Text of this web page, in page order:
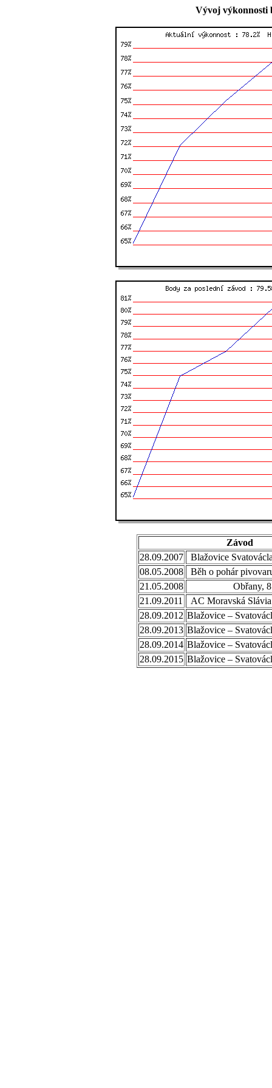
Vývoj výkonnosti
Závod
28.09.2007
Blažovice
08.05.2008
Běh o pohár
21.05.2008
Obřany,
21.09.2011
AC Moravská
28.09.2012 Blažovice –
28.09.2013 Blažovice –
28.09.2014 Blažovice –
28.09.2015 Blažovice –